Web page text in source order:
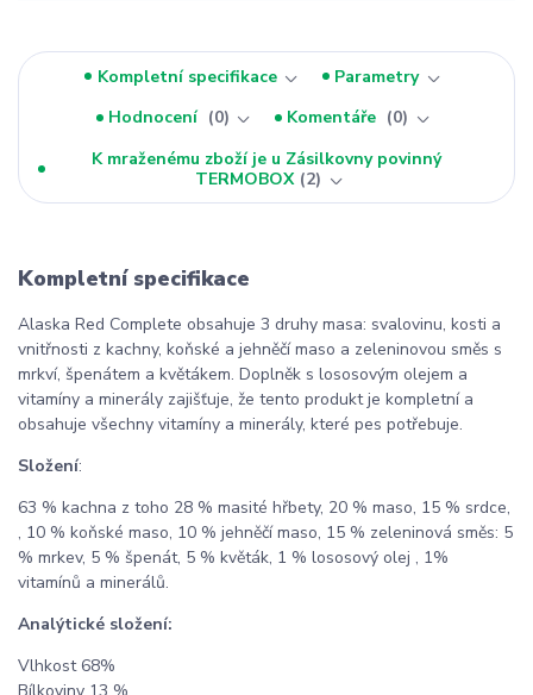
Kompletní specifikace
Parametry
Hodnocení
0 Komentáře
0
K mraženému zboží je u Zásilkovny povinný
TERMOBOX 2
Kompletní specifikace
Alaska Red Complete obsahuje 3 druhy masa: svalovinu, kosti a
vnitřnosti z kachny, koňské a jehněčí maso a zeleninovou směs s
mrkví, špenátem a květákem. Doplněk s lososovým olejem a
vitamíny a minerály zajišťuje, že tento produkt je kompletní a
obsahuje všechny vitamíny a minerály, které pes potřebuje.
Složení:
63 % kachna z toho 28 % masité hřbety, 20 % maso, 15 % srdce,
, 10 % koňské maso, 10 % jehněčí maso, 15 % zeleninová směs: 5
% mrkev, 5 % špenát, 5 % květák, 1 % lososový olej , 1%
vitamínů a minerálů.
Analýtické složení:
Vlhkost 68%